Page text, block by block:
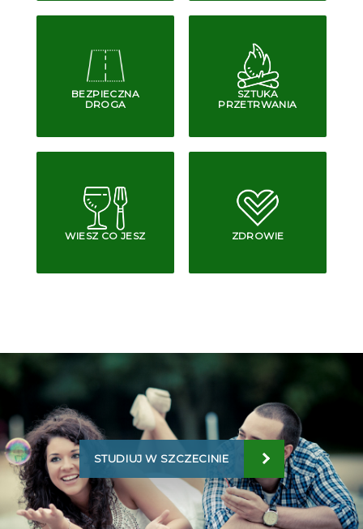
BEZPIECZNA
DROGA
SZTUKA
PRZETRWANIA
WIESZ CO JESZ ZDROWIE
STUDIUJ W SZCZECINIE